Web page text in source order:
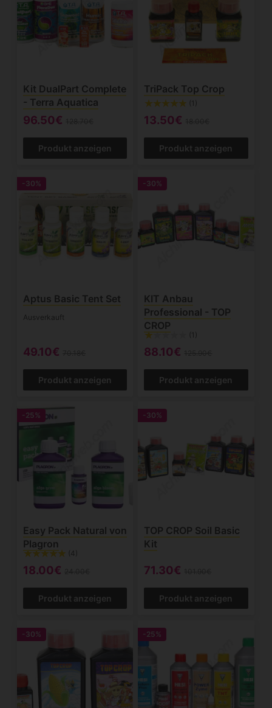
Kit DualPart Complete
- Terra Aquatica
96.50€
Produkt anzeigen
TriPack Top Crop
(1)
13.50€
Produkt anzeigen
-30%
Aptus Basic Tent Set
Ausverkauft
49.10€
Produkt anzeigen
-30%
KIT Anbau
Professional - TOP
CROP
(1)
88.10€
Produkt anzeigen
-25%
Easy Pack Natural von
Plagron
(4)
18.00€
Produkt anzeigen
-30%
TOP CROP Soil Basic
Kit
71.30€
Produkt anzeigen
-30% -25%